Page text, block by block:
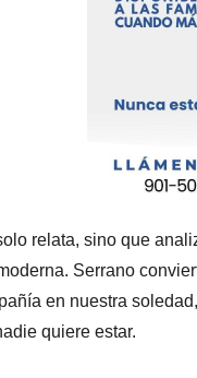
relata, sino que
Serrano
en nuestra
quiere estar.